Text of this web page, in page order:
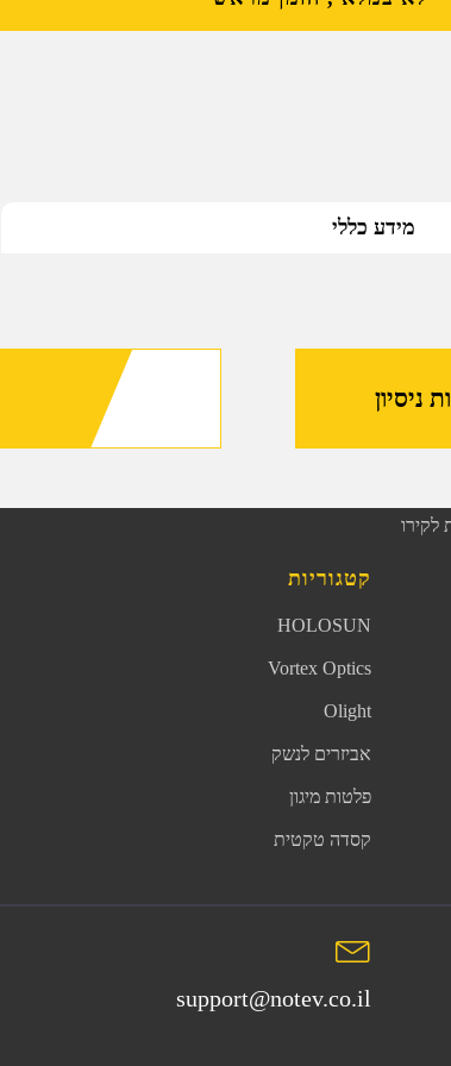
לחיבור
מידע כללי
ניסיון
לקירו
קטגוריות
HOLOSUN
Vortex Optics
Olight
אביזרים לנשק
פלטות מיגון
קסדה טקטית
support@notev.co.il